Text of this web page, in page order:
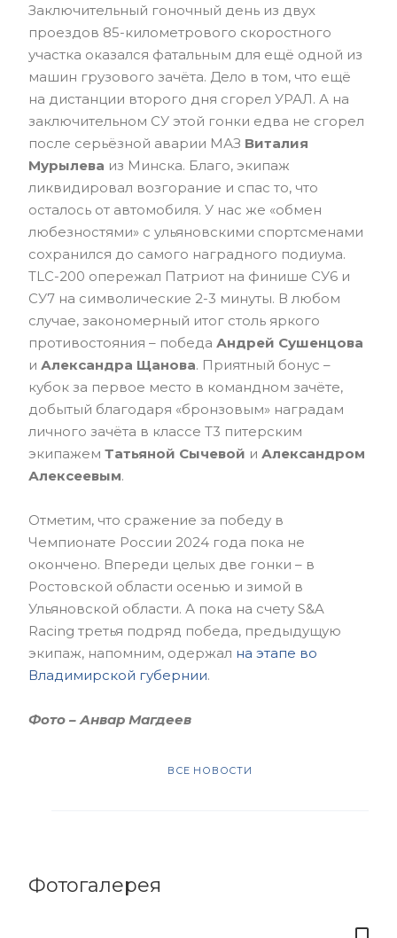
Заключительный гоночный день из двух
проездов 85-километрового скоростного
участка оказался фатальным для ещё одной из
машин грузового зачёта. Дело в том, что ещё
на дистанции второго дня сгорел УРАЛ. А на
заключительном СУ этой гонки едва не сгорел
после серьёзной аварии МАЗ Виталия
Мурылева из Минска. Благо, экипаж
ликвидировал возгорание и спас то, что
осталось от автомобиля. У нас же «обмен
любезностями» с ульяновскими спортсменами
сохранился до самого наградного подиума.
TLC-200 опережал Патриот на финише СУ6 и
СУ7 на символические 2-3 минуты. В любом
случае, закономерный итог столь яркого
противостояния – победа Андрей Сушенцова
и Александра Щанова. Приятный бонус –
кубок за первое место в командном зачёте,
добытый благодаря «бронзовым» наградам
личного зачёта в классе Т3 питерским
экипажем Татьяной Сычевой и Александром
Алексеевым.
Отметим, что сражение за победу в
Чемпионате России 2024 года пока не
окончено. Впереди целых две гонки – в
Ростовской области осенью и зимой в
Ульяновской области. А пока на счету S&A
Racing третья подряд победа, предыдущую
экипаж, напомним, одержал на этапе во
Владимирской губернии.
Фото – Анвар Магдеев
ВСЕ НОВОСТИ
Фотогалерея